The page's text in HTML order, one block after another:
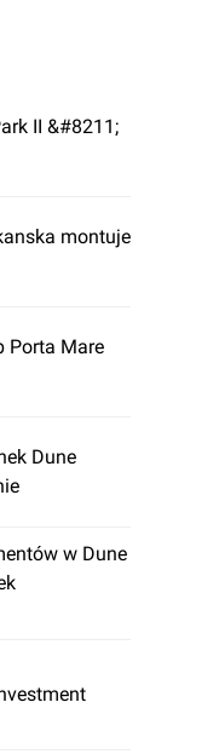
II &#8211;
montuje
Porta Mare
Dune
w Dune